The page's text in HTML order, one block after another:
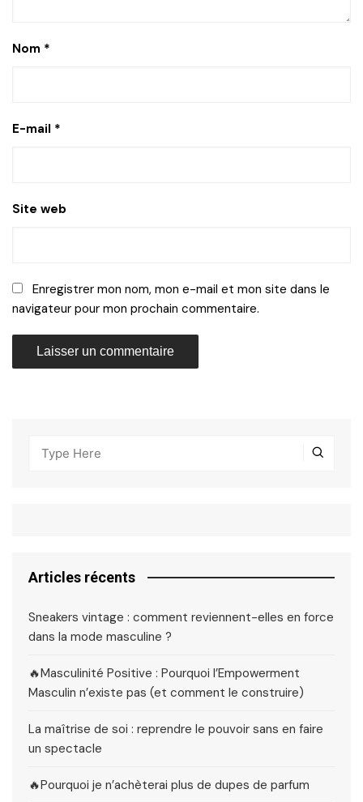
Nom *
E-mail *
Site web
Enregistrer mon nom, mon e-mail et mon site dans le
navigateur pour mon prochain commentaire.
Articles récents
Sneakers vintage : comment reviennent-elles en force
dans la mode masculine ?
🔥Masculinité Positive : Pourquoi l’Empowerment
Masculin n’existe pas (et comment le construire)
La maîtrise de soi : reprendre le pouvoir sans en faire
un spectacle
🔥Pourquoi je n’achèterai plus de dupes de parfum